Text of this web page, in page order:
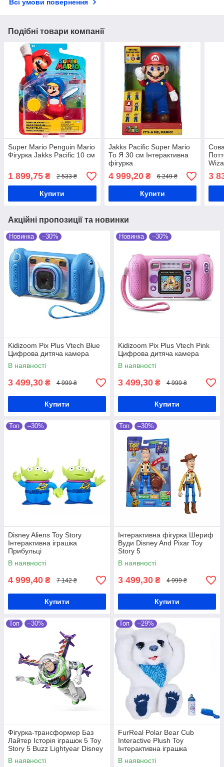
Всі умови повернення
Подібні товари компанії
Super Mario Penguin Mario
Фігурка Jakks Pacific 10 см
1 899,75 ₴ 2 533 ₴
Купити
Jakks Pacific Super Mario
То Я 30 см Інтерактивна
фігурка
4 999,20₴ 6 249 ₴
Купити
3
Акційні пропозиції та новинки
Новинка –30%
Kidizoom Pix Plus Vtech Blue
Цифрова дитяча камера
В наявності
3 499,30 ₴ 4 999 ₴
Купити
Новинка –30%
Kidizoom Pix Plus Vtech Pink
Цифрова дитяча камера
В наявності
3 499,30 ₴ 4 999 ₴
Купити
Топ –30%
Disney Aliens Toy Story
Інтерактивна іграшка
Прибульці
В наявності
4 999,40 ₴ 7 142 ₴
Купити
Топ –30%
Інтерактивна фігурка Шериф
Вуди Disney And Pixar Toy
Story 5
В наявності
3 499,30 ₴ 4 999 ₴
Купити
Топ –30%
Фігурка-трансформер Баз
Лайтер Історія іграшок 5 Toy
Story 5 Buzz Lightyear Disney
та Pixar
В наявності
Топ –29%
FurReal Polar Bear Cub
Interactive Plush Toy
Інтерактивна іграшка
Полярний білий мішка
В наявності